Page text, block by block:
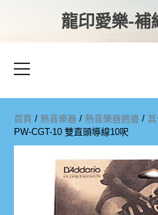
龍印愛樂-補
首頁 / 熱音樂器 / 熱音樂器週邊 /
PW-CGT-10 雙直頭導線10呎